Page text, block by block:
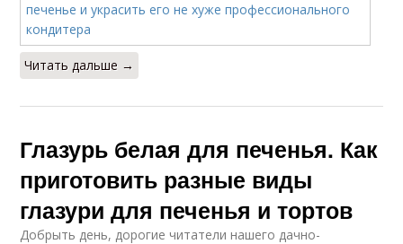
Читать дальше →
Глазурь белая для печенья. Как
приготовить разные виды
глазури для печенья и тортов
Добрыть день, дорогие читатели нашего дачно-